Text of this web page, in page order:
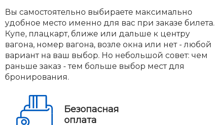
Вы самостоятельно выбираете максимально
удобное место именно для вас при заказе билета.
Купе, плацкарт, ближе или дальше к центру
вагона, номер вагона, возле окна или нет - любой
вариант на ваш выбор. Но небольшой совет: чем
раньше заказ - тем больше выбор мест для
бронирования.
Безопасная
оплата